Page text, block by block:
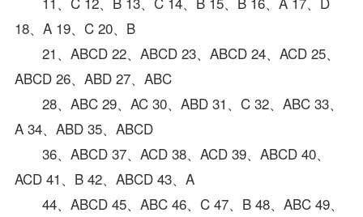
18、A 19、C 20、B
21、ABCD 22、ABCD 23、ABCD 24、ACD 25、
ABCD 26、ABD 27、ABC
28、ABC 29、AC 30、ABD 31、C 32、ABC 33、
A 34、ABD 35、ABCD
36、ABCD 37、ACD 38、ACD 39、ABCD 40、
ACD 41、B 42、ABCD 43、A
44、ABCD 45、ABC 46、C 47、B 48、ABC 49、